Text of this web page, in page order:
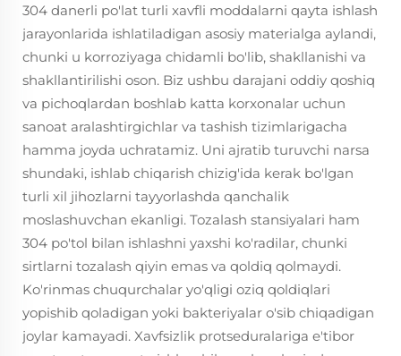
304 danerli po'lat turli xavfli moddalarni qayta ishlash
jarayonlarida ishlatiladigan asosiy materialga aylandi,
chunki u korroziyaga chidamli bo'lib, shakllanishi va
shakllantirilishi oson. Biz ushbu darajani oddiy qoshiq
va pichoqlardan boshlab katta korxonalar uchun
sanoat aralashtirgichlar va tashish tizimlarigacha
hamma joyda uchratamiz. Uni ajratib turuvchi narsa
shundaki, ishlab chiqarish chizig'ida kerak bo'lgan
turli xil jihozlarni tayyorlashda qanchalik
moslashuvchan ekanligi. Tozalash stansiyalari ham
304 po'tol bilan ishlashni yaxshi ko'radilar, chunki
sirtlarni tozalash qiyin emas va qoldiq qolmaydi.
Ko'rinmas chuqurchalar yo'qligi oziq qoldiqlari
yopishib qoladigan yoki bakteriyalar o'sib chiqadigan
joylar kamayadi. Xavfsizlik protseduralariga e'tibor